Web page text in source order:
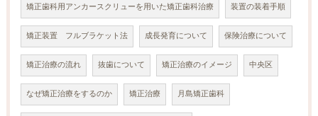
矯正歯科用アンカースクリューを用いた矯正歯科治療 装置の装着手順
矯正装置 フルブラケット法 成長発育について 保険治療について
矯正治療の流れ 抜歯について 矯正治療のイメージ 中央区
なぜ矯正治療をするのか 矯正治療 月島矯正歯科